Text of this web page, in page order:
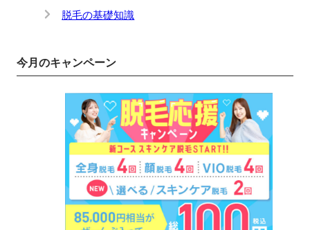
脱毛の基礎知識
今月のキャンペーン